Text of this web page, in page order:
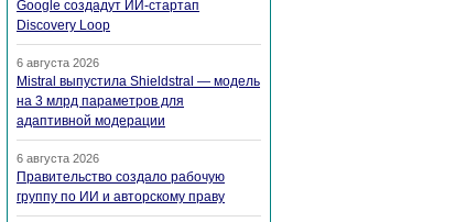
Google создадут ИИ-стартап
Discovery Loop
6 августа 2026
Mistral выпустила Shieldstral — модель
на 3 млрд параметров для
адаптивной модерации
6 августа 2026
Правительство создало рабочую
группу по ИИ и авторскому праву